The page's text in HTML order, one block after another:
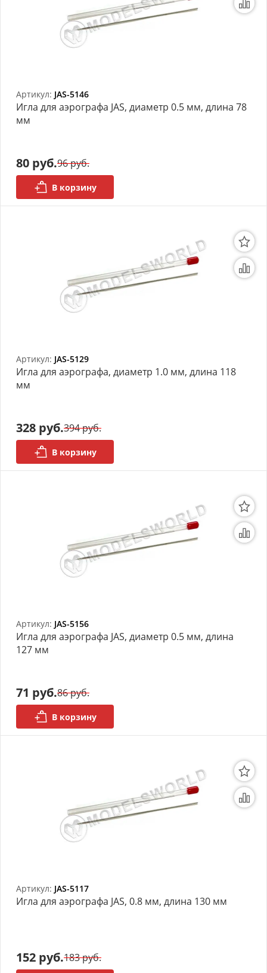
Артикул: JAS-5146
Игла для аэрографа JAS, диаметр 0.5 мм, длина 78
мм
80 руб.96 руб.
В корзину
Артикул: JAS-5129
Игла для аэрографа, диаметр 1.0 мм, длина 118
мм
328 руб.394 руб.
В корзину
Артикул: JAS-5156
Игла для аэрографа JAS, диаметр 0.5 мм, длина
127 мм
71 руб.86 руб.
В корзину
Артикул: JAS-5117
Игла для аэрографа JAS, 0.8 мм, длина 130 мм
152 руб.183 руб.